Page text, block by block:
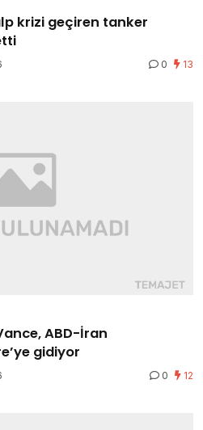
krizi geçiren tanker
0 13
ABD-İran
gidiyor
0 12